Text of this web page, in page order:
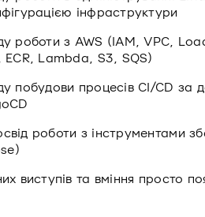
інфраструктури
роботи з AWS (IAM, VPC,
ECR, Lambda, S3, SQS)
побудови процесів CI/CD
роботи з інструментами
виступів та вміння просто